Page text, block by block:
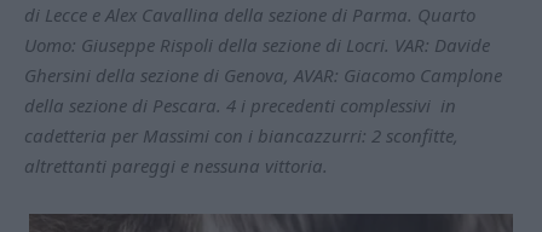
di Lecce e Alex Cavallina della sezione di Parma. Quarto
Uomo: Giuseppe Rispoli della sezione di Locri. VAR: Davide
Ghersini della sezione di Genova, AVAR: Giacomo Camplone
della sezione di Pescara. 4 i precedenti complessivi in
cadetteria per Massimi con i biancazzurri: 2 sconfitte,
altrettanti pareggi e nessuna vittoria.